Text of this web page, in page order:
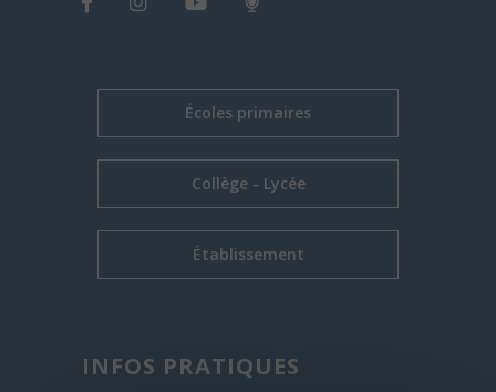
Écoles primaires
Collège - Lycée
Établissement
INFOS PRATIQUES